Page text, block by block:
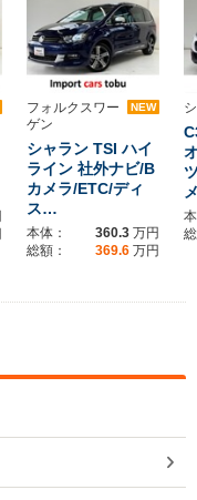
フォルクスワー
ゲン
NEW
シャラン TSI ハイ
ライン 社外ナビ/B
カメラ/ETC/ディ
ス…
本体： 360.3 万円
総額：
369.6 万円